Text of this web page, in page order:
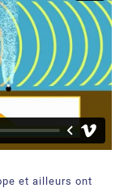
et ailleurs ont